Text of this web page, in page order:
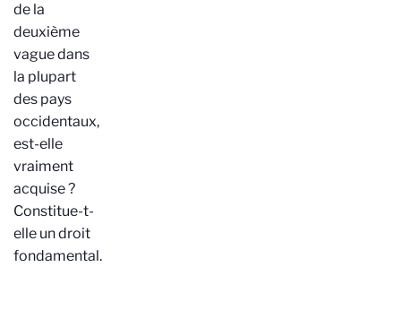
de la
deuxième
vague dans
la plupart
des pays
occidentaux,
est-elle
vraiment
acquise ?
Constitue-t-
elle un droit
fondamental…